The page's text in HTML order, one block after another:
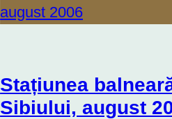
Stațiunea
Sibiului, august